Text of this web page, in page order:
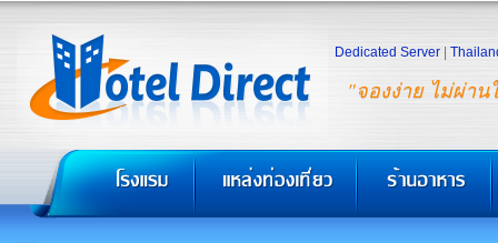
"จองง่าย ไม่ผ่าน
Dedicated Server